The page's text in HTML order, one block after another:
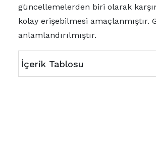
güncellemelerden biri olarak
kolay erişebilmesi amaçlanmıştır.
anlamlandırılmıştır.
İçerik Tablosu